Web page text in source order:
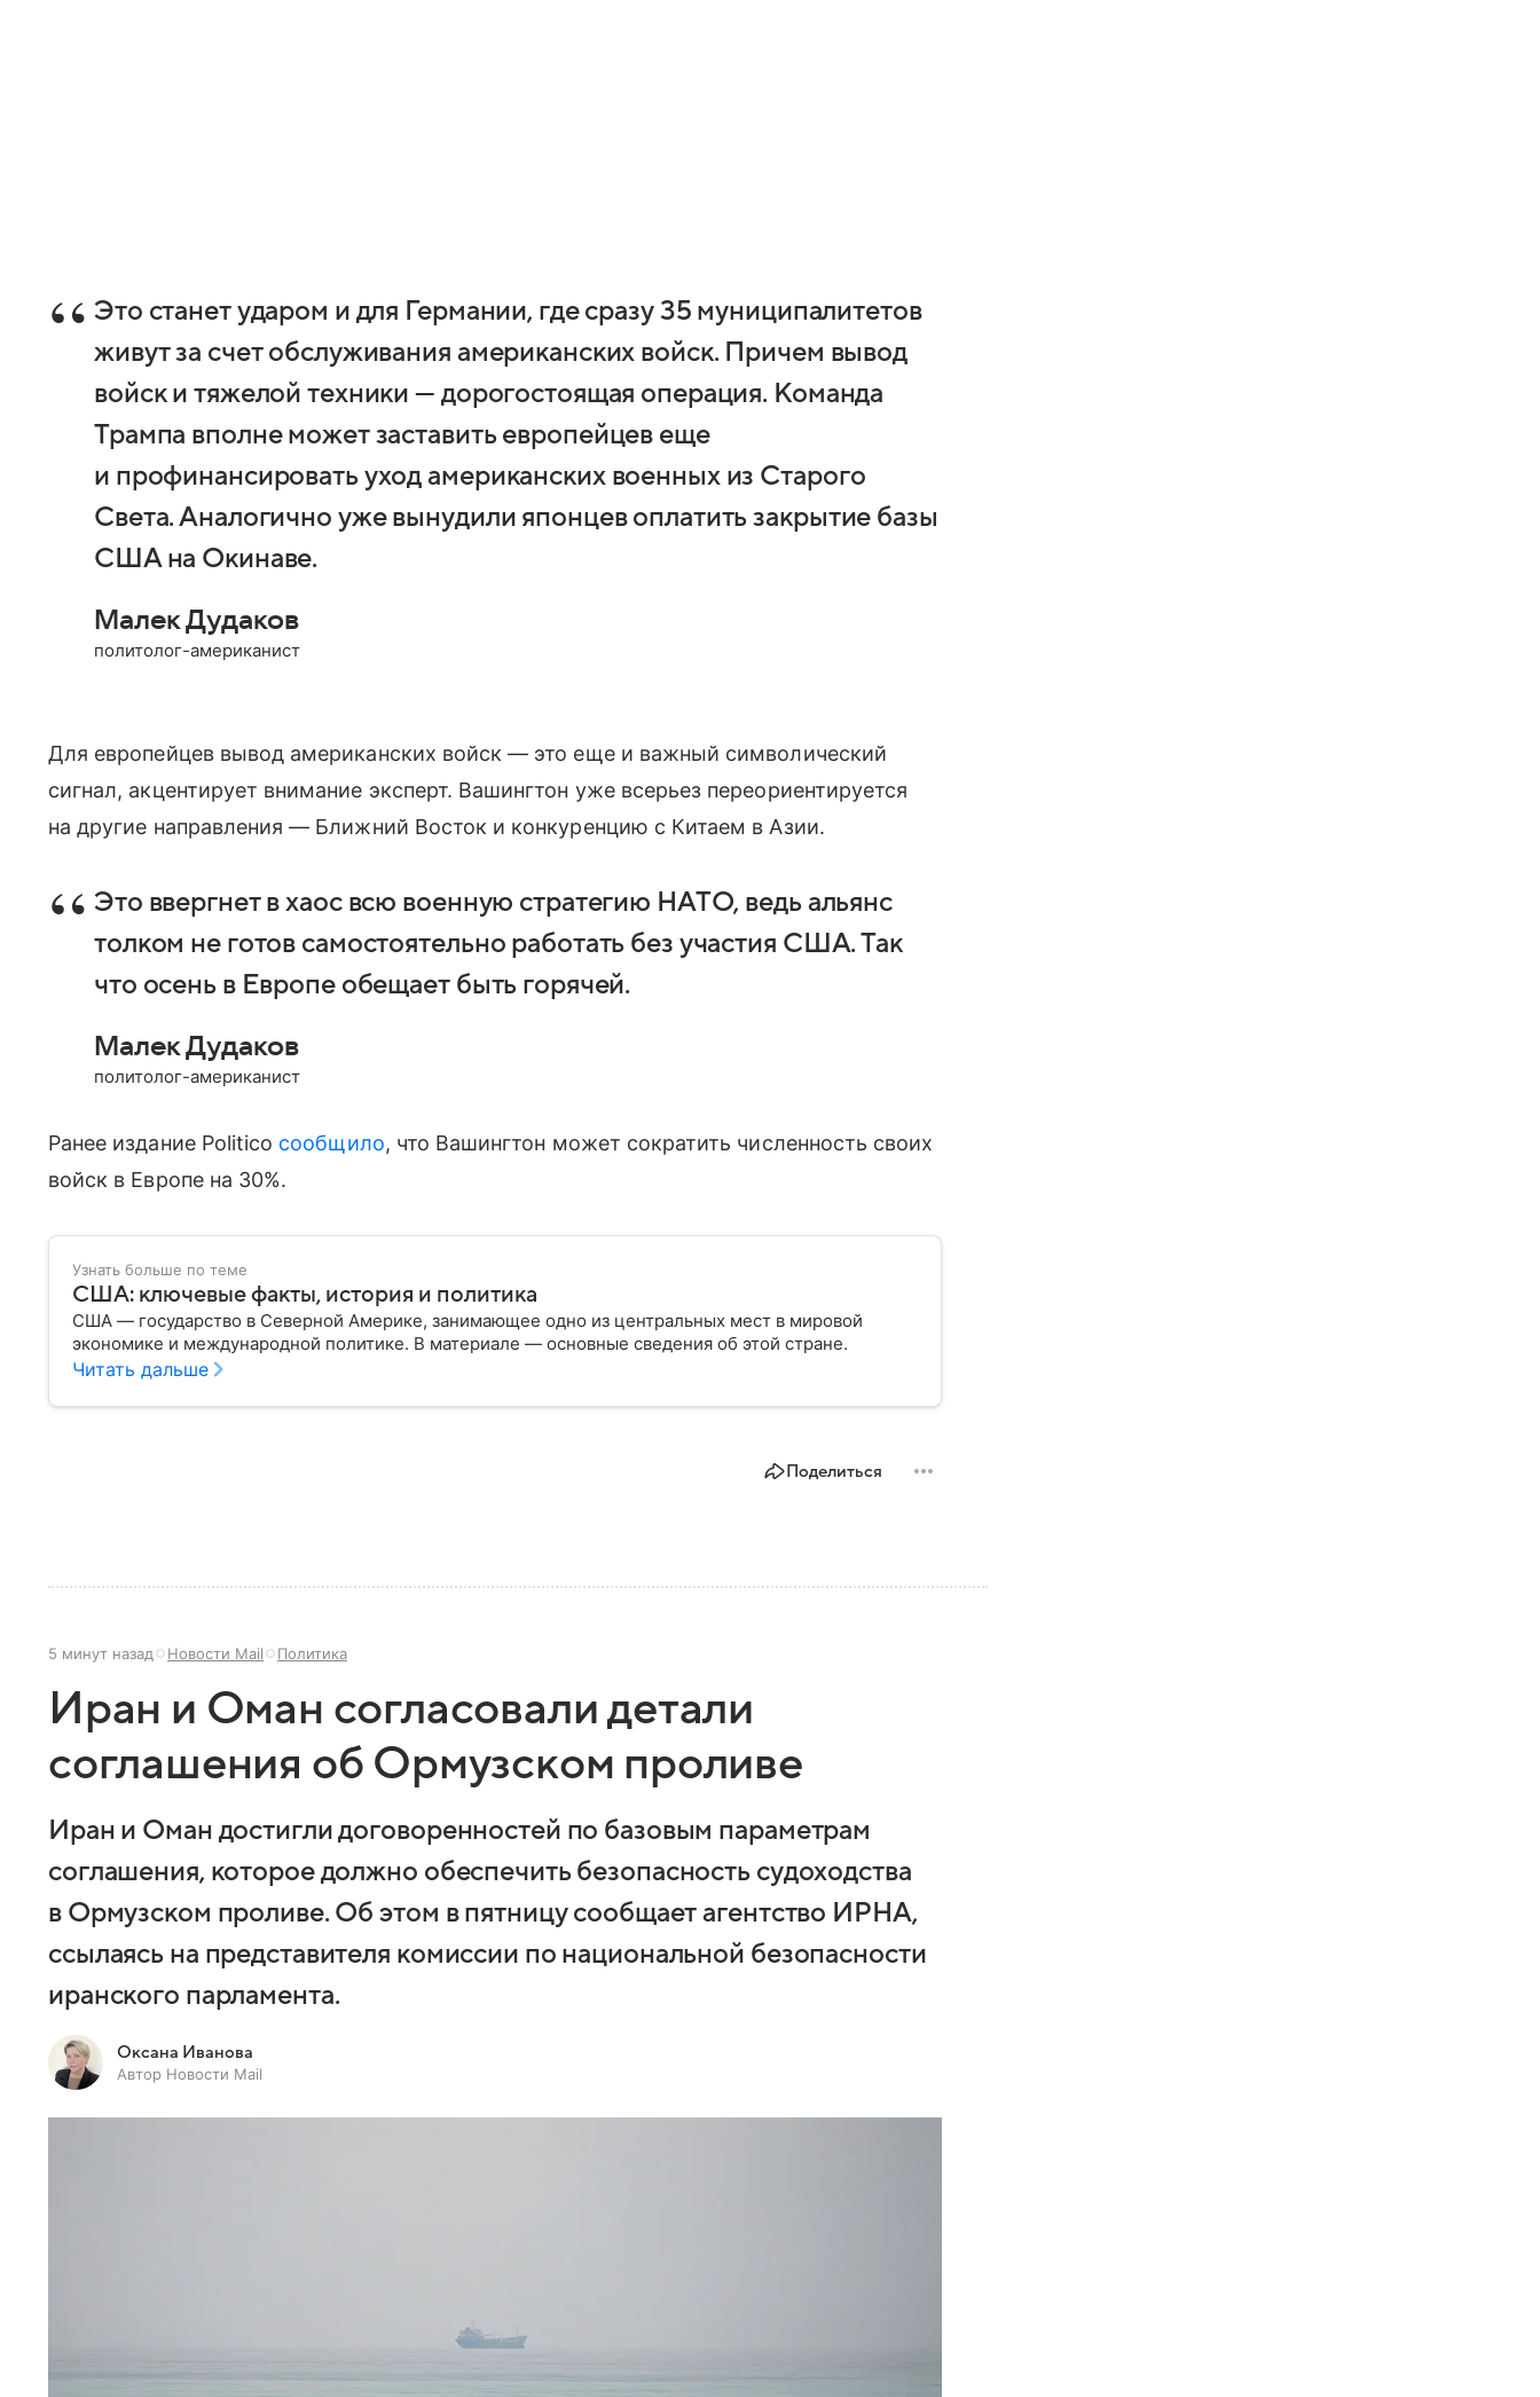
Это станет ударом и для Германии, где сразу 35 муниципалитетов
живут за счет обслуживания американских войск. Причем вывод
войск и тяжелой техники — дорогостоящая операция. Команда
Трампа вполне может заставить европейцев еще
и профинансировать уход американских военных из Старого
Света. Аналогично уже вынудили японцев оплатить закрытие базы
США на Окинаве.
Малек Дудаков
политолог-американист
Для европейцев вывод американских войск — это еще и важный символический
сигнал, акцентирует внимание эксперт. Вашингтон уже всерьез переориентируется
на другие направления — Ближний Восток и конкуренцию с Китаем в Азии.
Это ввергнет в хаос всю военную стратегию НАТО, ведь альянс
толком не готов самостоятельно работать без участия США. Так
что осень в Европе обещает быть горячей.
Малек Дудаков
политолог-американист
Ранее издание Politico сообщило, что Вашингтон может сократить численность своих
войск в Европе на 30%.
Узнать больше по теме
США: ключевые факты, история и политика
США — государство в Северной Америке, занимающее одно из центральных мест в мировой
экономике и международной политике. В материале — основные сведения об этой стране.
Читать дальше
Поделиться
5 минут назад Новости Mail Политика
Иран и Оман согласовали детали
соглашения об Ормузском проливе
Иран и Оман достигли договоренностей по базовым параметрам
соглашения, которое должно обеспечить безопасность судоходства
в Ормузском проливе. Об этом в пятницу сообщает агентство ИРНА,
ссылаясь на представителя комиссии по национальной безопасности
иранского парламента.
Оксана Иванова
Автор Новости Mail